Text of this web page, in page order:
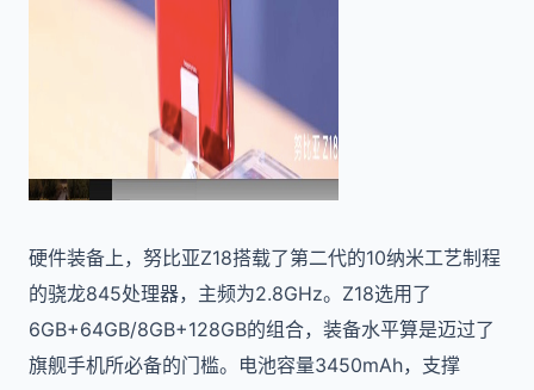
硬件装备上，努比亚Z18搭载了第二代的10纳米工艺制程
的骁龙845处理器，主频为2.8GHz。Z18选用了
6GB+64GB/8GB+128GB的组合，装备水平算是迈过了
旗舰手机所必备的门槛。电池容量3450mAh，支撑